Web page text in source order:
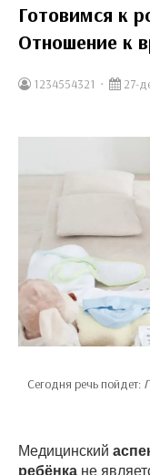
Готовимся к
Отношение к
1234554321 27-
Сегодня речь пойдет:
Медицинский
ребёнка не